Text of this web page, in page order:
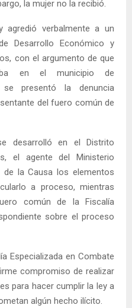
la mujer no la recibió.
agredió verbalmente a un
Desarrollo Económico y
con el argumento de que
en el municipio de
se presentó la denuncia
del fuero común de
desarrolló en el Distrito
el agente del Ministerio
la Causa los elementos
a proceso, mientras
común de la Fiscalía
sobre el proceso
Especializada en Combate
compromiso de realizar
para hacer cumplir la ley a
algún hecho ilícito.